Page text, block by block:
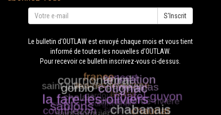
S'Inscrit
Le bulletin d'OUTLAW est envoyé chaque mois et vous tient
informé de toutes les nouvelles d'OUTLAW.
Pour recevoir ce bulletin inscrivez-vous ci-dessus.